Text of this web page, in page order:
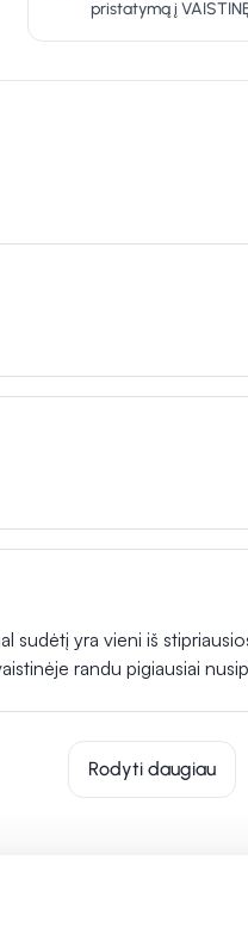
pristatymą į
sudėtį yra vieni iš
randu pigiausiai
Rodyti daugiau